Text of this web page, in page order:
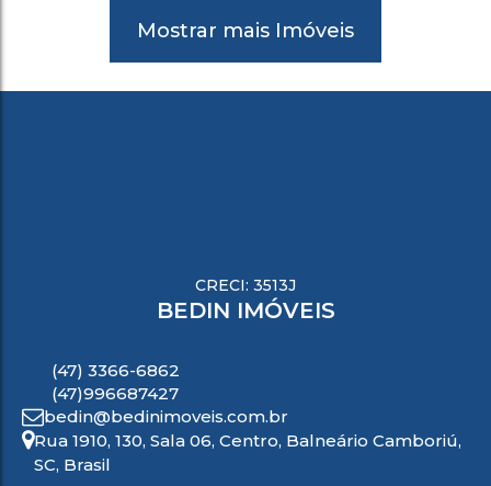
Mostrar mais Imóveis
CRECI: 3513J
BEDIN IMÓVEIS
(47) 3366-6862
(47)996687427
bedin@bedinimoveis.com.br
Rua 1910, 130, Sala 06, Centro, Balneário Camboriú,
SC, Brasil